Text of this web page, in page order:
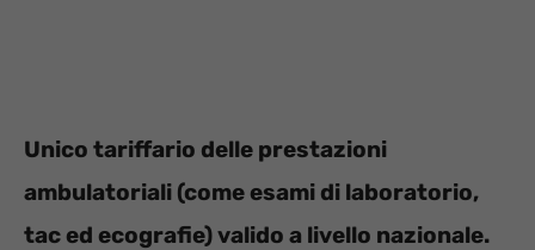
Unico tariffario delle prestazioni
ambulatoriali (come esami di laboratorio,
tac ed ecografie) valido a livello nazionale.